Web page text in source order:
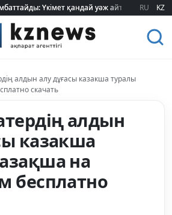
Үкімет қандай уәж айтады?
Үкімет қандай уәж айтады? RU KZ
алдын алу дұғасы казакша туралы
скачать
алдын
казакша
на
бесплатно